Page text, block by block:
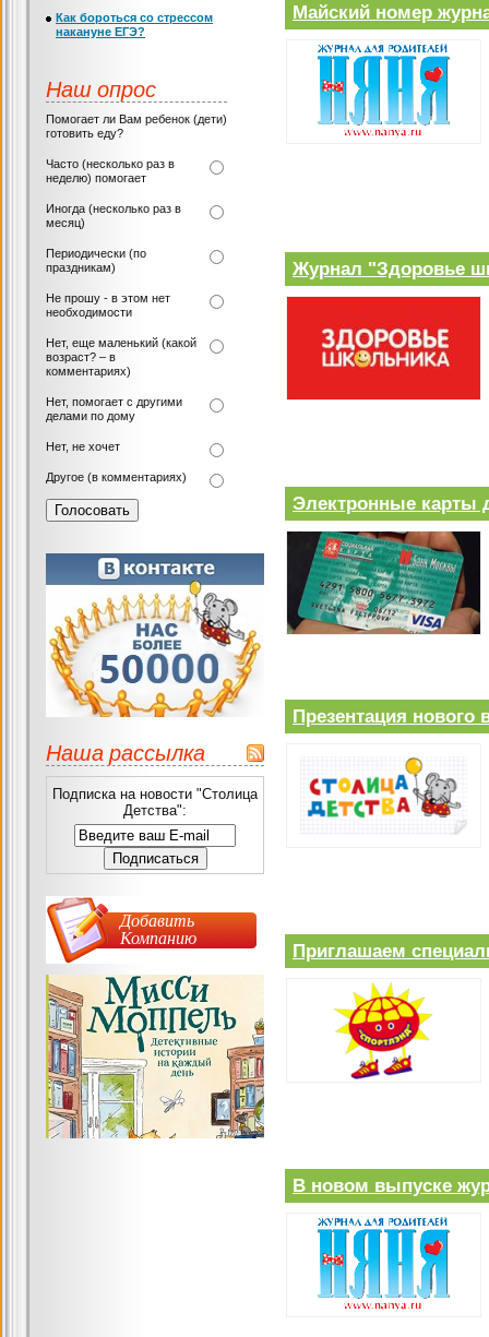
Майский номер
Журнал "Здоровье
Электронные карты
Презентация
Приглашаем
В новом выпуске
Как бороться со стрессом
накануне ЕГЭ?
Наш опрос
Помогает ли Вам ребенок (дети)
готовить еду?
Часто (несколько раз в
неделю) помогает
Иногда (несколько раз в
месяц)
Периодически (по
праздникам)
Не прошу - в этом нет
необходимости
Нет, еще маленький (какой
возраст? – в
комментариях)
Нет, помогает с другими
делами по дому
Нет, не хочет
Другое (в комментариях)
Наша рассылка
Подписка на новости "Столица
Детства":
Добавить
Компанию